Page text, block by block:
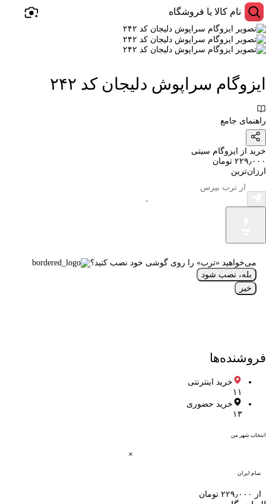
ایزوگام سراپوش دلیجان کد ۲۴۲
راهنمای جامع
خرید از ایزوگام سیتی
۲۲۹٫۰۰۰ تومان
ارزان‌ترین
می‌خواهید «ترب» را روی گوشی خود نصب کنید؟
بله، نصب شود
خیر
فروشنده‌ها
خرید اینترنتی
۱۱
خرید حضوری
۱۳
انتخاب شهر من
تمام ایران
از ۲۲۹٫۰۰۰ تومان